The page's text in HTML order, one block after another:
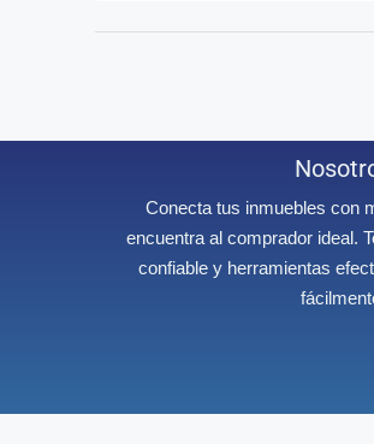
Conecta tus inmuebles con
encuentra al comprador ideal.
confiable y herramientas